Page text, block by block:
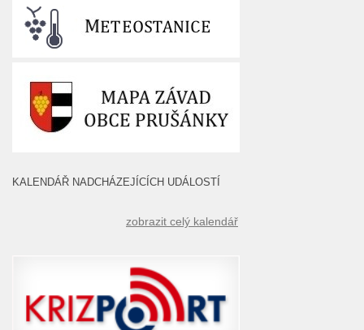
KALENDÁŘ NADCHÁZEJÍCÍCH UDÁLOSTÍ
zobrazit celý kalendář